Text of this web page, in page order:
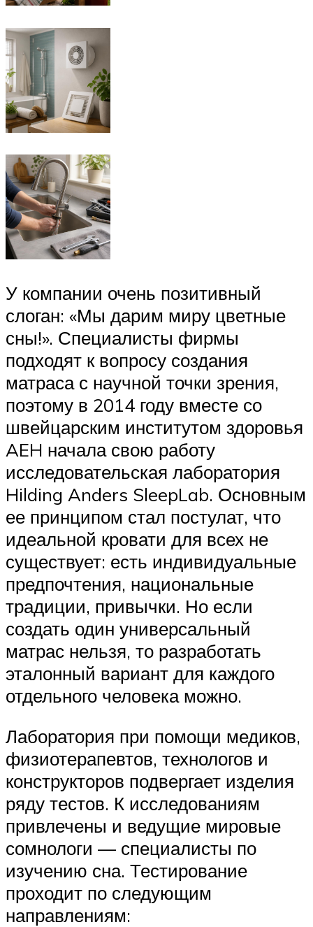
У компании очень позитивный
слоган: «Мы дарим миру цветные
сны!». Специалисты фирмы
подходят к вопросу создания
матраса с научной точки зрения,
поэтому в 2014 году вместе со
швейцарским институтом здоровья
AEH начала свою работу
исследовательская лаборатория
Hilding Anders SleepLab. Основным
ее принципом стал постулат, что
идеальной кровати для всех не
существует: есть индивидуальные
предпочтения, национальные
традиции, привычки. Но если
создать один универсальный
матрас нельзя, то разработать
эталонный вариант для каждого
отдельного человека можно.
Лаборатория при помощи медиков,
физиотерапевтов, технологов и
конструкторов подвергает изделия
ряду тестов. К исследованиям
привлечены и ведущие мировые
сомнологи — специалисты по
изучению сна. Тестирование
проходит по следующим
направлениям: